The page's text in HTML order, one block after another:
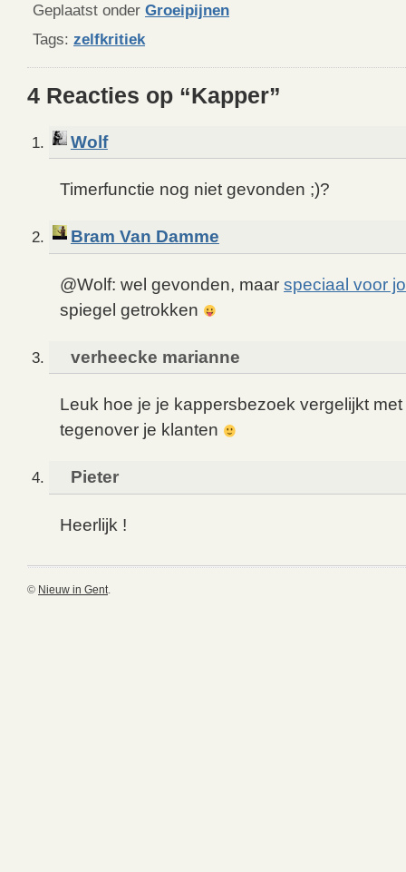
Geplaatst onder Groeipijnen
Tags: zelfkritiek
4 Reacties op “Kapper”
Wolf
Timerfunctie nog niet gevonden ;)?
Bram Van Damme
@Wolf: wel gevonden, maar speciaal voor
spiegel getrokken
verheecke marianne
Leuk hoe je je kappersbezoek vergelijkt
tegenover je klanten
Pieter
Heerlijk !
© Nieuw in Gent